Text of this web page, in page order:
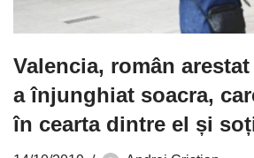
Valencia, român
a înjunghiat soacra,
în cearta dintre el și